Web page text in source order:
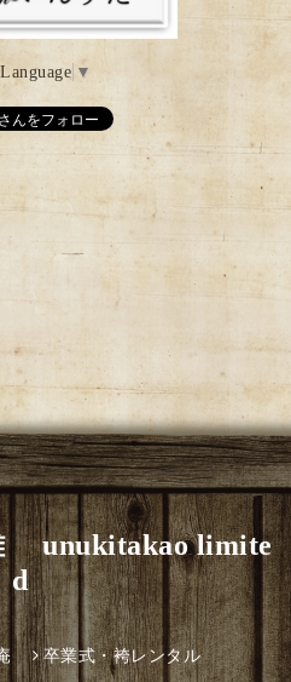
▼
unukitakao limite
d
卒業式・袴レンタル